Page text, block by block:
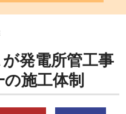
発電所管工事
施工体制